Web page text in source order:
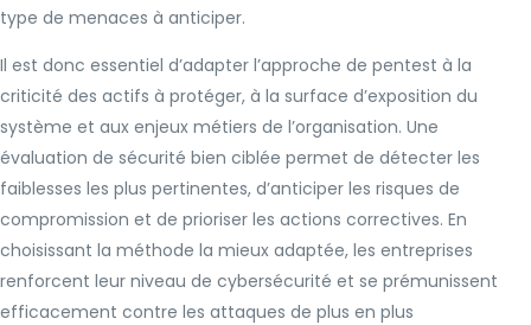
type de menaces à anticiper.
Il est donc essentiel d’adapter l’approche de pentest à la
criticité des actifs à protéger, à la surface d’exposition du
système et aux enjeux métiers de l’organisation. Une
évaluation de sécurité bien ciblée permet de détecter les
faiblesses les plus pertinentes, d’anticiper les risques de
compromission et de prioriser les actions correctives. En
choisissant la méthode la mieux adaptée, les entreprises
renforcent leur niveau de cybersécurité et se prémunissent
efficacement contre les attaques de plus en plus